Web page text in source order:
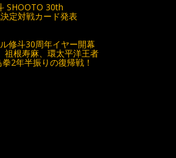
SHOOTO 30th
定対戦カード発表
修斗30周年イヤー開幕
根寿麻、環太平洋王者
2年半振りの復帰戦！